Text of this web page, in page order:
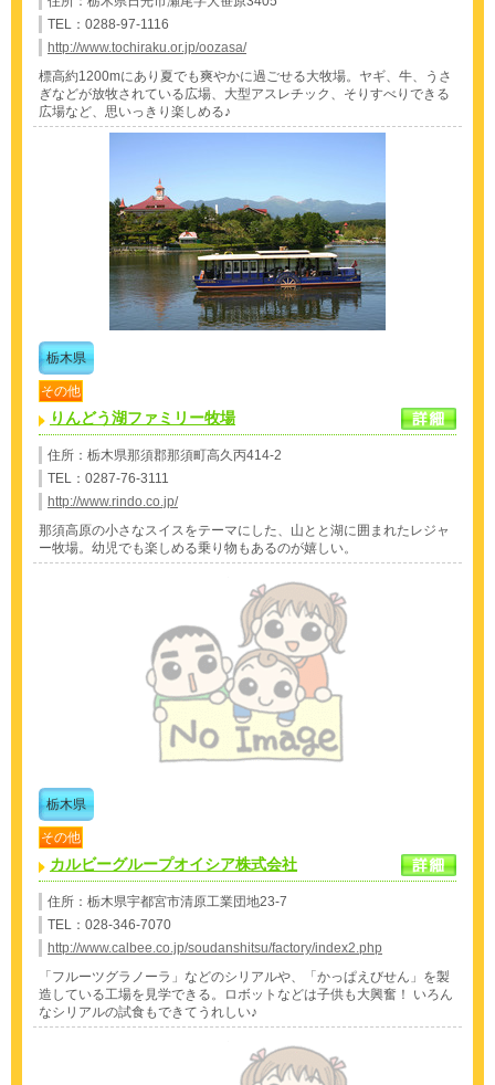
TEL：0288-97-1116
http://www.tochiraku.or.jp/oozasa/
標高約1200mにあり夏でも爽やかに過ごせる大牧場。ヤギ、牛、うさ
ぎなどが放牧されている広場、大型アスレチック、そりすべりできる
広場など、思いっきり楽しめる♪
栃木県
その他
りんどう湖ファミリー牧場
住所：栃木県那須郡那須町高久丙414-2
TEL：0287-76-3111
http://www.rindo.co.jp/
那須高原の小さなスイスをテーマにした、山とと湖に囲まれたレジャ
ー牧場。幼児でも楽しめる乗り物もあるのが嬉しい。
栃木県
その他
カルビーグループオイシア株式会社
住所：栃木県宇都宮市清原工業団地23-7
TEL：028-346-7070
http://www.calbee.co.jp/soudanshitsu/factory/index2.php
「フルーツグラノーラ」などのシリアルや、「かっぱえびせん」を製
造している工場を見学できる。ロボットなどは子供も大興奮！ いろん
なシリアルの試食もできてうれしい♪